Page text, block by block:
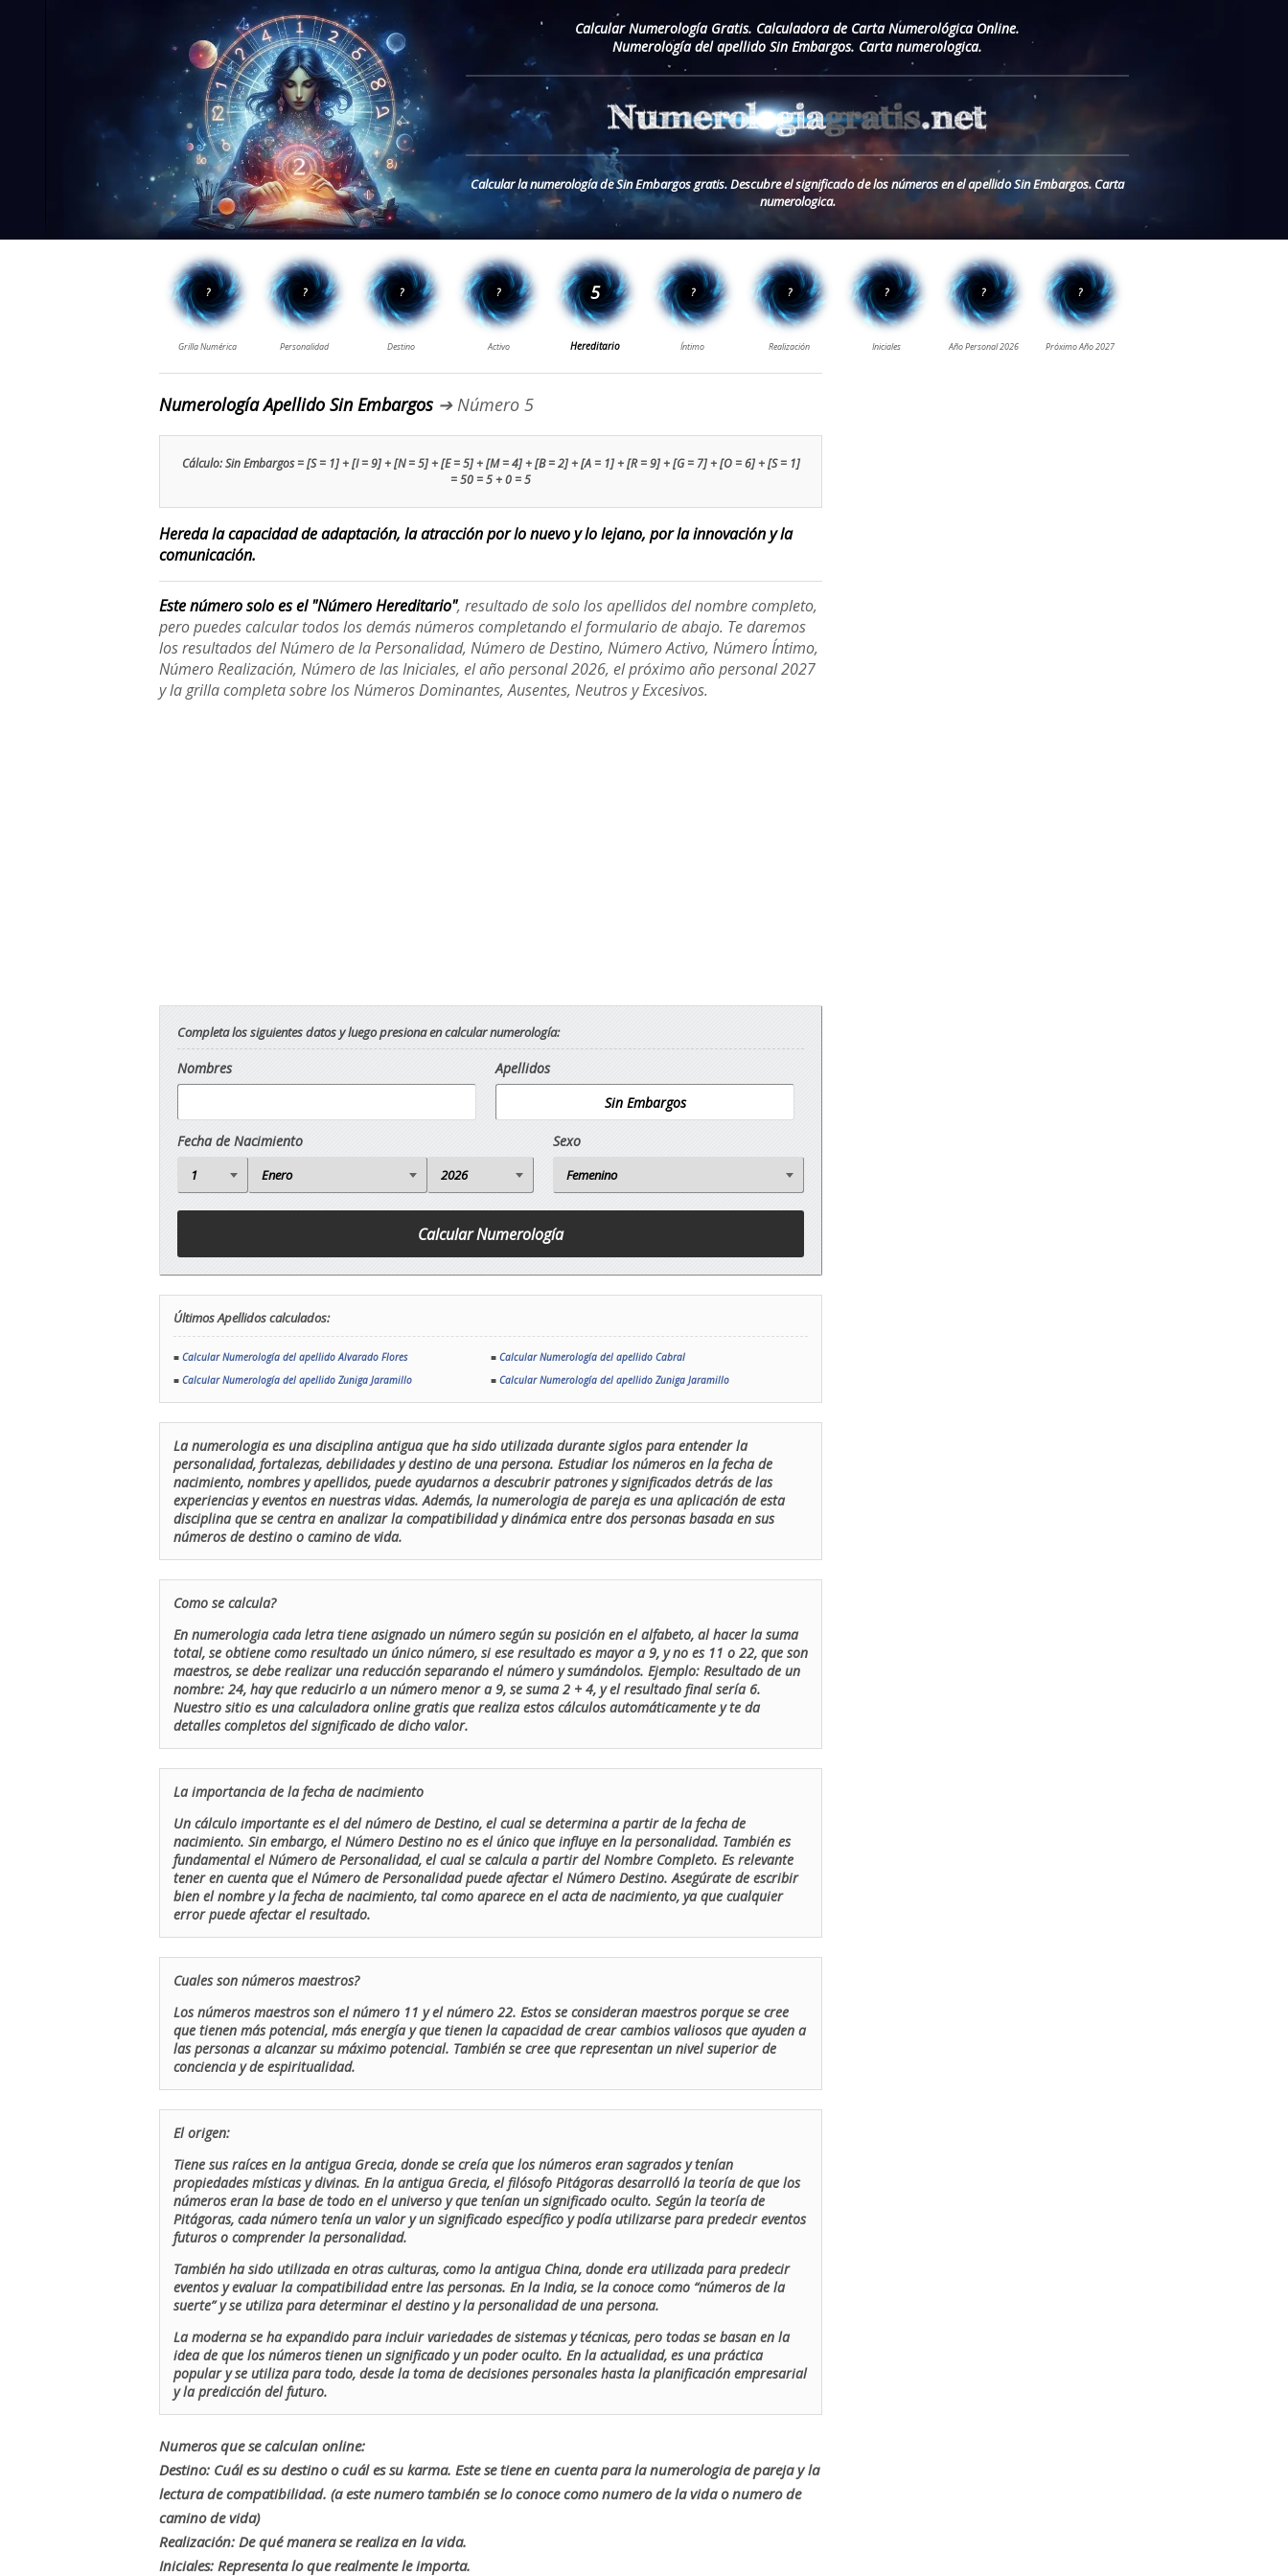
Calcular Numerología Gratis. Calculadora de Carta Numerológica Online.
Numerología del apellido Sin Embargos. Carta numerologica.
Calcular la numerología de Sin Embargos gratis. Descubre el significado de los números en el apellido Sin Embargos. Carta
numerologica.
Numerología Apellido Sin Embargos ➔ Número 5
Cálculo: Sin Embargos = [S = 1] + [I = 9] + [N = 5] + [E = 5] + [M = 4] + [B = 2] + [A = 1] + [R = 9] + [G = 7] + [O = 6] + [S = 1]
= 50 = 5 + 0 = 5
Hereda la capacidad de adaptación, la atracción por lo nuevo y lo lejano, por la innovación y la
comunicación.
Este número solo es el "Número Hereditario", resultado de solo los apellidos del nombre completo,
pero puedes calcular todos los demás números completando el formulario de abajo. Te daremos
los resultados del Número de la Personalidad, Número de Destino, Número Activo, Número Íntimo,
Número Realización, Número de las Iniciales, el año personal 2026, el próximo año personal 2027
y la grilla completa sobre los Números Dominantes, Ausentes, Neutros y Excesivos.
Completa los siguientes datos y luego presiona en calcular numerología:
Nombres Apellidos
Fecha de Nacimiento Sexo
Últimos Apellidos calculados:
■ Calcular Numerología del apellido Alvarado Flores ■ Calcular Numerología del apellido Cabral
■ Calcular Numerología del apellido Zuniga Jaramillo ■ Calcular Numerología del apellido Zuniga Jaramillo
La numerologia es una disciplina antigua que ha sido utilizada durante siglos para entender la
personalidad, fortalezas, debilidades y destino de una persona. Estudiar los números en la fecha de
nacimiento, nombres y apellidos, puede ayudarnos a descubrir patrones y significados detrás de las
experiencias y eventos en nuestras vidas. Además, la numerologia de pareja es una aplicación de esta
disciplina que se centra en analizar la compatibilidad y dinámica entre dos personas basada en sus
números de destino o camino de vida.
Como se calcula?
En numerologia cada letra tiene asignado un número según su posición en el alfabeto, al hacer la suma
total, se obtiene como resultado un único número, si ese resultado es mayor a 9, y no es 11 o 22, que son
maestros, se debe realizar una reducción separando el número y sumándolos. Ejemplo: Resultado de un
nombre: 24, hay que reducirlo a un número menor a 9, se suma 2 + 4, y el resultado final sería 6.
Nuestro sitio es una calculadora online gratis que realiza estos cálculos automáticamente y te da
detalles completos del significado de dicho valor.
La importancia de la fecha de nacimiento
Un cálculo importante es el del número de Destino, el cual se determina a partir de la fecha de
nacimiento. Sin embargo, el Número Destino no es el único que influye en la personalidad. También es
fundamental el Número de Personalidad, el cual se calcula a partir del Nombre Completo. Es relevante
tener en cuenta que el Número de Personalidad puede afectar el Número Destino. Asegúrate de escribir
bien el nombre y la fecha de nacimiento, tal como aparece en el acta de nacimiento, ya que cualquier
error puede afectar el resultado.
Cuales son números maestros?
Los números maestros son el número 11 y el número 22. Estos se consideran maestros porque se cree
que tienen más potencial, más energía y que tienen la capacidad de crear cambios valiosos que ayuden a
las personas a alcanzar su máximo potencial. También se cree que representan un nivel superior de
conciencia y de espiritualidad.
El origen:
Tiene sus raíces en la antigua Grecia, donde se creía que los números eran sagrados y tenían
propiedades místicas y divinas. En la antigua Grecia, el filósofo Pitágoras desarrolló la teoría de que los
números eran la base de todo en el universo y que tenían un significado oculto. Según la teoría de
Pitágoras, cada número tenía un valor y un significado específico y podía utilizarse para predecir eventos
futuros o comprender la personalidad.
También ha sido utilizada en otras culturas, como la antigua China, donde era utilizada para predecir
eventos y evaluar la compatibilidad entre las personas. En la India, se la conoce como “números de la
suerte” y se utiliza para determinar el destino y la personalidad de una persona.
La moderna se ha expandido para incluir variedades de sistemas y técnicas, pero todas se basan en la
idea de que los números tienen un significado y un poder oculto. En la actualidad, es una práctica
popular y se utiliza para todo, desde la toma de decisiones personales hasta la planificación empresarial
y la predicción del futuro.
Numeros que se calculan online:
Destino: Cuál es su destino o cuál es su karma. Este se tiene en cuenta para la numerologia de pareja y la
lectura de compatibilidad. (a este numero también se lo conoce como numero de la vida o numero de
camino de vida)
Realización: De qué manera se realiza en la vida.
Iniciales: Representa lo que realmente le importa.